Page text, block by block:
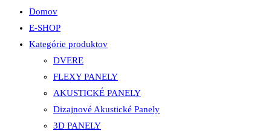
Domov
E-SHOP
Kategórie produktov
DVERE
FLEXY PANELY
AKUSTICKÉ PANELY
Dizajnové Akustické Panely
3D PANELY